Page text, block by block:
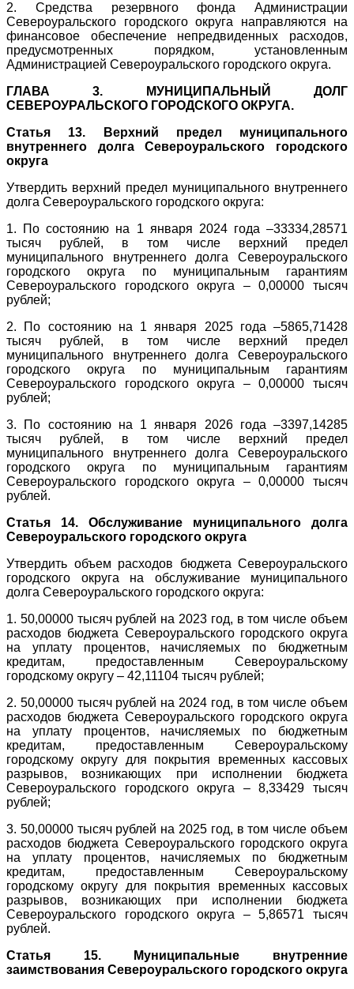
2. Средства резервного фонда Администрации
Североуральского городского округа направляются на
финансовое обеспечение непредвиденных расходов,
предусмотренных порядком, установленным
Администрацией Североуральского городского округа.
ГЛАВА 3. МУНИЦИПАЛЬНЫЙ ДОЛГ
СЕВЕРОУРАЛЬСКОГО ГОРОДСКОГО ОКРУГА.
Статья 13. Верхний предел муниципального
внутреннего долга Североуральского городского
округа
Утвердить верхний предел муниципального внутреннего
долга Североуральского городского округа:
1. По состоянию на 1 января 2024 года –33334,28571
тысяч рублей, в том числе верхний предел
муниципального внутреннего долга Североуральского
городского округа по муниципальным гарантиям
Североуральского городского округа – 0,00000 тысяч
рублей;
2. По состоянию на 1 января 2025 года –5865,71428
тысяч рублей, в том числе верхний предел
муниципального внутреннего долга Североуральского
городского округа по муниципальным гарантиям
Североуральского городского округа – 0,00000 тысяч
рублей;
3. По состоянию на 1 января 2026 года –3397,14285
тысяч рублей, в том числе верхний предел
муниципального внутреннего долга Североуральского
городского округа по муниципальным гарантиям
Североуральского городского округа – 0,00000 тысяч
рублей.
Статья 14. Обслуживание муниципального долга
Североуральского городского округа
Утвердить объем расходов бюджета Североуральского
городского округа на обслуживание муниципального
долга Североуральского городского округа:
1. 50,00000 тысяч рублей на 2023 год, в том числе объем
расходов бюджета Североуральского городского округа
на уплату процентов, начисляемых по бюджетным
кредитам, предоставленным Североуральскому
городскому округу – 42,11104 тысяч рублей;
2. 50,00000 тысяч рублей на 2024 год, в том числе объем
расходов бюджета Североуральского городского округа
на уплату процентов, начисляемых по бюджетным
кредитам, предоставленным Североуральскому
городскому округу для покрытия временных кассовых
разрывов, возникающих при исполнении бюджета
Североуральского городского округа – 8,33429 тысяч
рублей;
3. 50,00000 тысяч рублей на 2025 год, в том числе объем
расходов бюджета Североуральского городского округа
на уплату процентов, начисляемых по бюджетным
кредитам, предоставленным Североуральскому
городскому округу для покрытия временных кассовых
разрывов, возникающих при исполнении бюджета
Североуральского городского округа – 5,86571 тысяч
рублей.
Статья 15. Муниципальные внутренние
заимствования Североуральского городского округа